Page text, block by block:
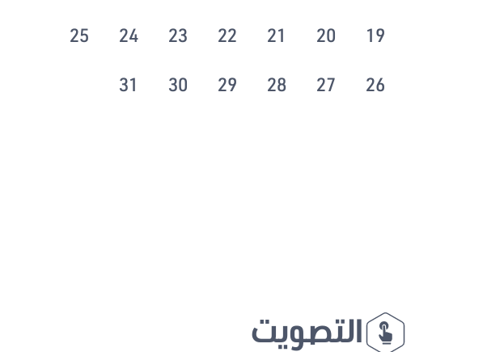
19
20
21
22
23
24
25
26
27
28
29
30
31
التصويت